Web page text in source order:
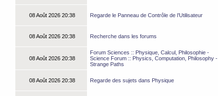
08 Août 2026 20:38 Regarde le Panneau de Contrôle de l’Utilisateur
08 Août 2026 20:38 Recherche dans les forums
08 Août 2026 20:38
Forum Sciences :: Physique, Calcul, Philosophie -
Science Forum :: Physics, Computation, Philosophy -
Strange Paths
08 Août 2026 20:38 Regarde des sujets dans Physique